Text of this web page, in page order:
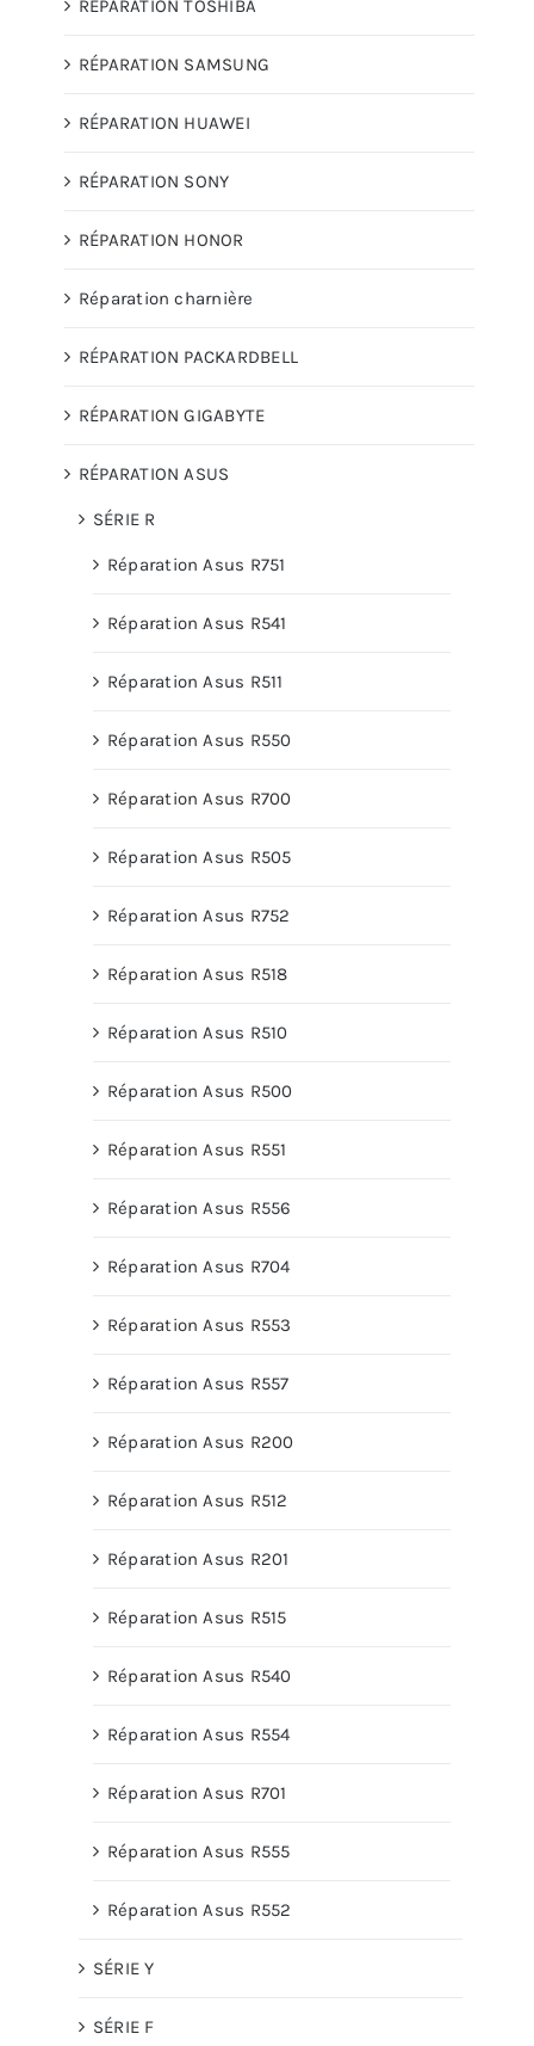
RÉPARATION TOSHIBA
RÉPARATION SAMSUNG
RÉPARATION HUAWEI
RÉPARATION SONY
RÉPARATION HONOR
Réparation charnière
RÉPARATION PACKARDBELL
RÉPARATION GIGABYTE
RÉPARATION ASUS
SÉRIE R
Réparation Asus R751
Réparation Asus R541
Réparation Asus R511
Réparation Asus R550
Réparation Asus R700
Réparation Asus R505
Réparation Asus R752
Réparation Asus R518
Réparation Asus R510
Réparation Asus R500
Réparation Asus R551
Réparation Asus R556
Réparation Asus R704
Réparation Asus R553
Réparation Asus R557
Réparation Asus R200
Réparation Asus R512
Réparation Asus R201
Réparation Asus R515
Réparation Asus R540
Réparation Asus R554
Réparation Asus R701
Réparation Asus R555
Réparation Asus R552
SÉRIE Y
SÉRIE F